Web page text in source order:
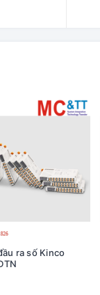
ra số Kinco